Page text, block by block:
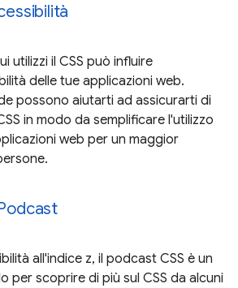
utilizzi il CSS può influire
delle tue applicazioni web.
possono aiutarti ad assicurarti di
in modo da semplificare l'utilizzo
web per un maggior
all'indice z, il podcast CSS è un
per scoprire di più sul CSS da alcuni